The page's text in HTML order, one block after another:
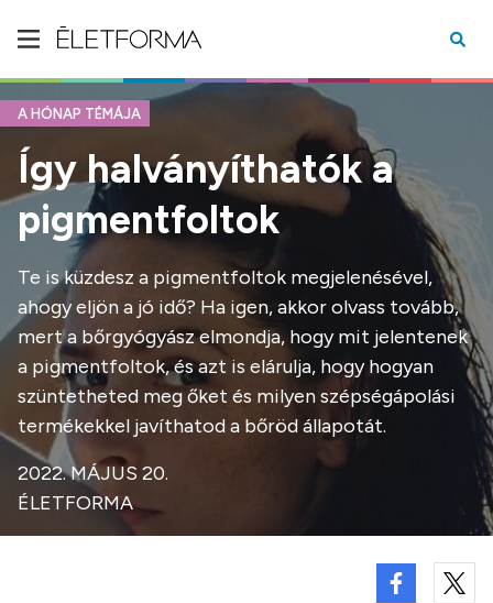
A HÓNAP TÉMÁJA
Így halványíthatók a
pigmentfoltok
Te is küzdesz a pigmentfoltok megjelenésével,
ahogy eljön a jó idő? Ha igen, akkor olvass tovább,
mert a bőrgyógyász elmondja, hogy mit jelentenek
a pigmentfoltok, és azt is elárulja, hogy hogyan
szüntetheted meg őket és milyen szépségápolási
termékekkel javíthatod a bőröd állapotát.
2022. MÁJUS 20.
ÉLETFORMA